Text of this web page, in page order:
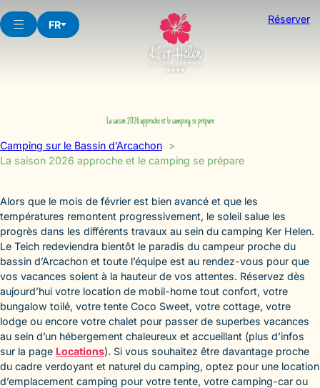
au
contenu
FR Réserver
La saison 2026 approche et le camping se prépare
Camping sur le Bassin d’Arcachon
La saison 2026 approche et le camping se prépare
Alors que le mois de février est bien avancé et que les
températures remontent progressivement, le soleil salue les
progrès dans les différents travaux au sein du camping Ker Helen.
Le Teich redeviendra bientôt le paradis du campeur proche du
bassin d’Arcachon et toute l’équipe est au rendez-vous pour que
vos vacances soient à la hauteur de vos attentes. Réservez dès
aujourd’hui votre location de mobil-home tout confort, votre
bungalow toilé, votre tente Coco Sweet, votre cottage, votre
lodge ou encore votre chalet pour passer de superbes vacances
au sein d’un hébergement chaleureux et accueillant (plus d’infos
sur la page Locations). Si vous souhaitez être davantage proche
du cadre verdoyant et naturel du camping, optez pour une location
d’emplacement camping pour votre tente, votre camping-car ou